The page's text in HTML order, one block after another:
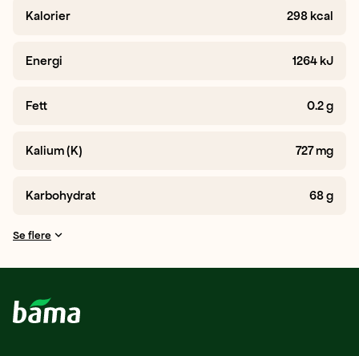
Kalorier 298 kcal
Energi 1264 kJ
Fett 0.2g
Kalium (K) 727 mg
Karbohydrat 68g
Se flere